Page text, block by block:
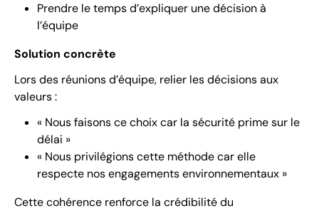
Prendre le temps d’expliquer une décision à
l’équipe
Solution concrète
Lors des réunions d’équipe, relier les décisions aux
valeurs :
« Nous faisons ce choix car la sécurité prime sur le
délai »
« Nous privilégions cette méthode car elle
respecte nos engagements environnementaux »
Cette cohérence renforce la crédibilité du